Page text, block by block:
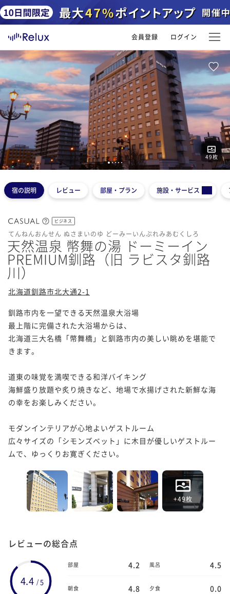
会員登録 ログイン
49枚
1234 5
宿の説明 レビュー 部屋・プラン 施設・サービス
ビジネス
てんねんおんせん ぬさまいのゆ どーみーいんぷれみあむくしろ
天然温泉 幣舞の湯 ドーミーイン
PREMIUM釧路（旧 ラビスタ釧路
川）
北海道釧路市北大通2-1
釧路市内を一望できる天然温泉大浴場
最上階に完備された大浴場からは、
北海道三大名橋「幣舞橋」と釧路市内の美しい眺めを堪能で
きます。
道東の味覚を満喫できる和洋バイキング
海鮮盛り放題や炙り焼きなど、地場で水揚げされた新鮮な海
の幸をお楽しみください。
モダンインテリアが心地よいゲストルーム
広々サイズの「シモンズベット」に木目が優しいゲストルー
ムで、ゆっくりお寛ぎください。
+49枚
レビューの総合点
4.4 /5
部屋 4.2 風呂 4.5
朝食 4.8 夕食 0.0